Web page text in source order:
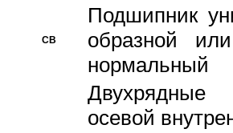
CB
Подшипник
образной
нормальный
Двухрядные
осевой